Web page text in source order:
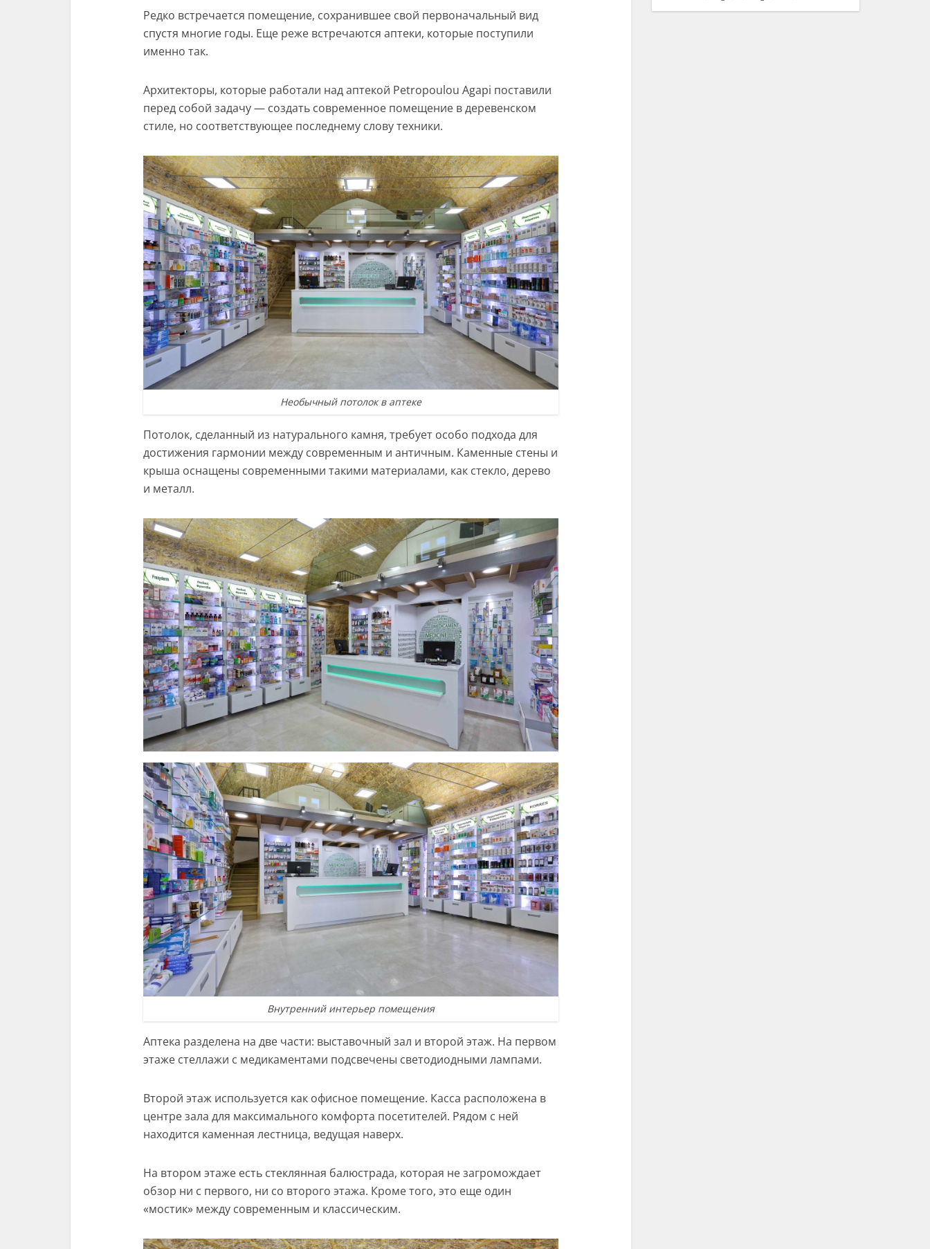
Редко встречается помещение, сохранившее свой первоначальный вид
спустя многие годы. Еще реже встречаются аптеки, которые поступили
именно так.
Архитекторы, которые работали над аптекой Petropoulou Agapi поставили
перед собой задачу — создать современное помещение в деревенском
стиле, но соответствующее последнему слову техники.
Необычный потолок в аптеке
Потолок, сделанный из натурального камня, требует особо подхода для
достижения гармонии между современным и античным. Каменные стены и
крыша оснащены современными такими материалами, как стекло, дерево
и металл.
Внутренний интерьер помещения
Аптека разделена на две части: выставочный зал и второй этаж. На первом
этаже стеллажи с медикаментами подсвечены светодиодными лампами.
Второй этаж используется как офисное помещение. Касса расположена в
центре зала для максимального комфорта посетителей. Рядом с ней
находится каменная лестница, ведущая наверх.
На втором этаже есть стеклянная балюстрада, которая не загромождает
обзор ни с первого, ни со второго этажа. Кроме того, это еще один
«мостик» между современным и классическим.